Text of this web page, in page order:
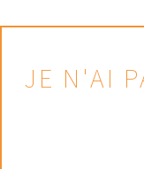
JE N'AI